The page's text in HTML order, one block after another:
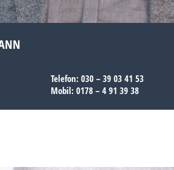
Telefon: 030 – 39 03 41 53
Mobil: 0178 – 4 91 39 38